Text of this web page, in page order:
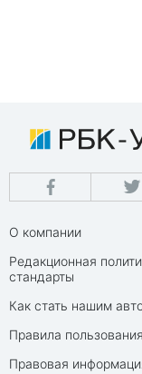
О компании
Редакционная
стандарты
Как стать нашим
Правила пользования
Правовая